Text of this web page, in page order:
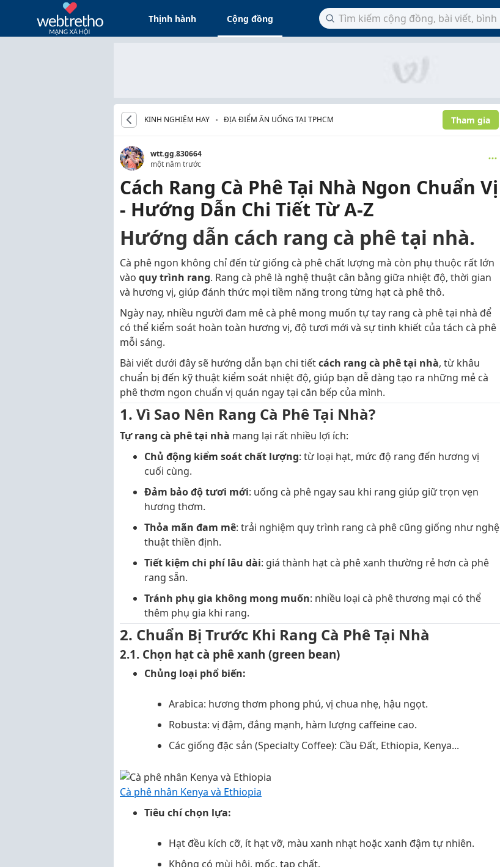
Thịnh hành Cộng đồng
KINH NGHIỆM HAY ĐỊA ĐIỂM ĂN UỐNG TẠI TPHCM Tham gia
wtt.gg.830664
một năm trước
Cách Rang Cà Phê Tại Nhà Ngon Chuẩn Vị
- Hướng Dẫn Chi Tiết Từ A-Z
Hướng dẫn cách rang cà phê tại nhà.
Cà phê ngon không chỉ đến từ giống cà phê chất lượng mà còn phụ thuộc rất lớn
vào quy trình rang. Rang cà phê là nghệ thuật cân bằng giữa nhiệt độ, thời gian
và hương vị, giúp đánh thức mọi tiềm năng trong từng hạt cà phê thô.
Ngày nay, nhiều người đam mê cà phê mong muốn tự tay rang cà phê tại nhà để
có thể kiểm soát hoàn toàn hương vị, độ tươi mới và sự tinh khiết của tách cà phê
mỗi sáng.
Bài viết dưới đây sẽ hướng dẫn bạn chi tiếtcách rang cà phê tại nhà, từ khâu
chuẩn bị đến kỹ thuật kiểm soát nhiệt độ, giúp bạn dễ dàng tạo ra những mẻ cà
phê thơm ngon chuẩn vị quán ngay tại căn bếp của mình.
1. Vì Sao Nên Rang Cà Phê Tại Nhà?
Tự rang cà phê tại nhà mang lại rất nhiều lợi ích:
Chủ động kiểm soát chất lượng: từ loại hạt, mức độ rang đến hương vị
cuối cùng.
Đảm bảo độ tươi mới: uống cà phê ngay sau khi rang giúp giữ trọn vẹn
hương thơm.
Thỏa mãn đam mê: trải nghiệm quy trình rang cà phê cũng giống như nghệ
thuật thiền định.
Tiết kiệm chi phí lâu dài: giá thành hạt cà phê xanh thường rẻ hơn cà phê
rang sẵn.
Tránh phụ gia không mong muốn: nhiều loại cà phê thương mại có thể
thêm phụ gia khi rang.
2. Chuẩn Bị Trước Khi Rang Cà Phê Tại Nhà
2.1. Chọn hạt cà phê xanh (green bean)
Chủng loại phổ biến:
Arabica: hương thơm phong phú, vị chua nhẹ, hậu ngọt.
Robusta: vị đậm, đắng mạnh, hàm lượng caffeine cao.
Các giống đặc sản (Specialty Coffee): Cầu Đất, Ethiopia, Kenya...
Cà phê nhân Kenya và Ethiopia
Tiêu chí chọn lựa:
Hạt đều kích cỡ, ít hạt vỡ, màu xanh nhạt hoặc xanh đậm tự nhiên.
Không có mùi hôi, mốc, tạp chất.